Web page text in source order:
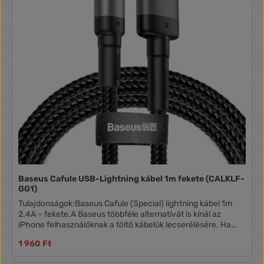
Baseus Cafule USB-Lightning kábel 1m fekete (CALKLF-
GG1)
Tulajdonságok:Baseus Cafule (Special) lightning kábel 1m
2.4A – fekete.A Baseus többféle alternatívát is kínál az
iPhone felhasználóknak a töltő kábelük lecserélésére. Ha
mindenképp jó választás lehet ez a Cafule szériás
textilbevonatú strapabíró kábel. A csomósodás elkerülése
1 960 Ft